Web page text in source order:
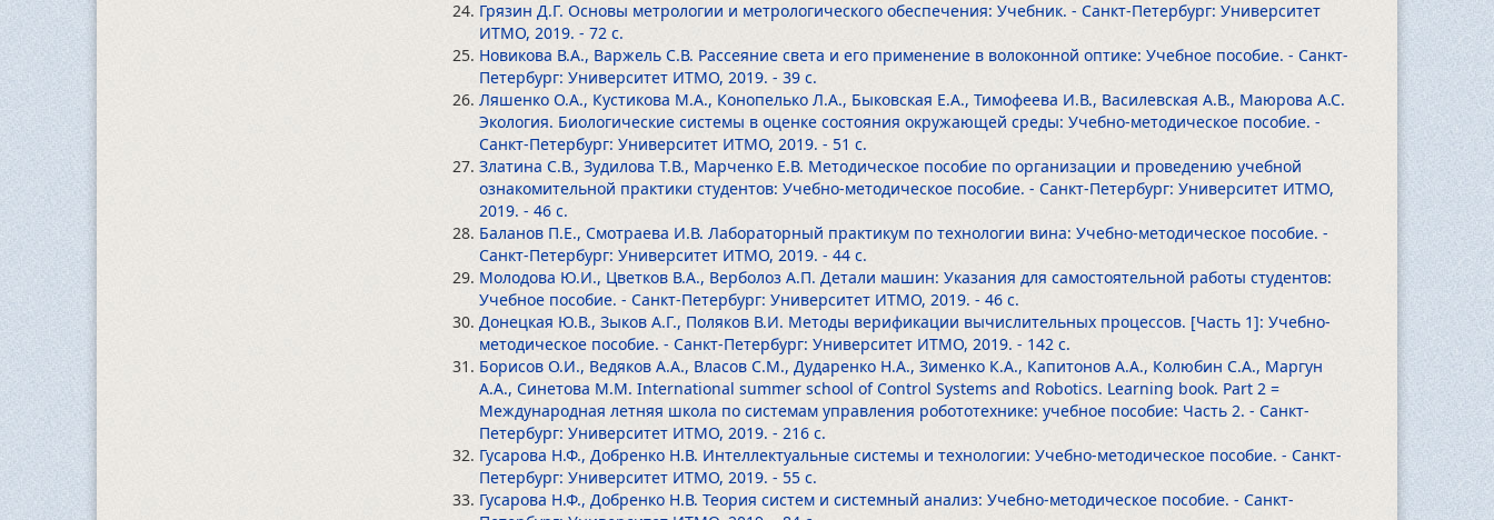
Грязин Д.Г. Основы метрологии и метрологического обеспечения: Учебник. - Санкт-Петербург: Университет
ИТМО, 2019. - 72 с.
Новикова В.А., Варжель С.В. Рассеяние света и его применение в волоконной оптике: Учебное пособие. - Санкт-
Петербург: Университет ИТМО, 2019. - 39 с.
Ляшенко О.А., Кустикова М.А., Конопелько Л.А., Быковская Е.А., Тимофеева И.В., Василевская А.В., Маюрова А.С.
Экология. Биологические системы в оценке состояния окружающей среды: Учебно-методическое пособие. -
Санкт-Петербург: Университет ИТМО, 2019. - 51 с.
Златина С.В., Зудилова Т.В., Марченко Е.В. Методическое пособие по организации и проведению учебной
ознакомительной практики студентов: Учебно-методическое пособие. - Санкт-Петербург: Университет ИТМО,
2019. - 46 с.
Баланов П.Е., Смотраева И.В. Лабораторный практикум по технологии вина: Учебно-методическое пособие. -
Санкт-Петербург: Университет ИТМО, 2019. - 44 с.
Молодова Ю.И., Цветков В.А., Верболоз А.П. Детали машин: Указания для самостоятельной работы студентов:
Учебное пособие. - Санкт-Петербург: Университет ИТМО, 2019. - 46 с.
Донецкая Ю.В., Зыков А.Г., Поляков В.И. Методы верификации вычислительных процессов. [Часть 1]: Учебно-
методическое пособие. - Санкт-Петербург: Университет ИТМО, 2019. - 142 с.
Борисов О.И., Ведяков А.А., Власов С.М., Дударенко Н.А., Зименко К.А., Капитонов А.А., Колюбин С.А., Маргун
А.А., Синетова М.М. International summer school of Control Systems and Robotics. Learning book. Part 2 =
Международная летняя школа по системам управления робототехнике: учебное пособие: Часть 2. - Санкт-
Петербург: Университет ИТМО, 2019. - 216 с.
Гусарова Н.Ф., Добренко Н.В. Интеллектуальные системы и технологии: Учебно-методическое пособие. - Санкт-
Петербург: Университет ИТМО, 2019. - 55 с.
Гусарова Н.Ф., Добренко Н.В. Теория систем и системный анализ: Учебно-методическое пособие. - Санкт-